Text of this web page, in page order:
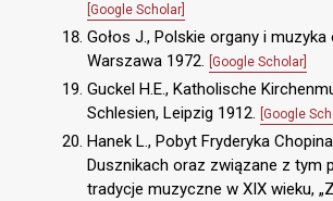
[Google Scholar]
Gołos J., Polskie organy i muzyka
Warszawa 1972. [Google Scholar]
Guckel H.E., Katholische
Schlesien, Leipzig 1912. [Google
Hanek L., Pobyt Fryderyka
Dusznikach oraz związane z tym
tradycje muzyczne w XIX wieku,